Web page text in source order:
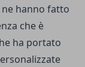
hanno fatto
che è
ha portato